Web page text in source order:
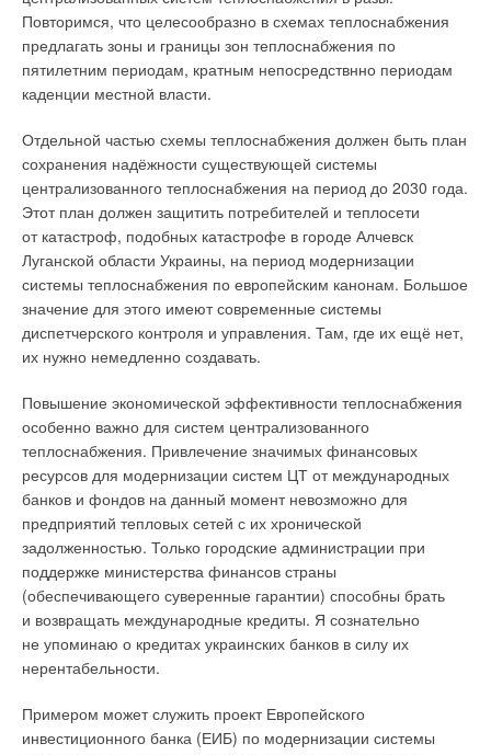
Повторимся, что целесообразно в схемах теплоснабжения
предлагать зоны и границы зон теплоснабжения по
пятилетним периодам, кратным непосредствнно периодам
каденции местной власти.
Отдельной частью схемы теплоснабжения должен быть план
сохранения надёжности существующей системы
централизованного теплоснабжения на период до 2030 года.
Этот план должен защитить потребителей и теплосети
от катастроф, подобных катастрофе в городе Алчевск
Луганской области Украины, на период модернизации
системы теплоснабжения по европейским канонам. Большое
значение для этого имеют современные системы
диспетчерского контроля и управления. Там, где их ещё нет,
их нужно немедленно создавать.
Повышение экономической эффективности теплоснабжения
особенно важно для систем централизованного
теплоснабжения. Привлечение значимых финансовых
ресурсов для модернизации систем ЦТ от международных
банков и фондов на данный момент невозможно для
предприятий тепловых сетей с их хронической
задолженностью. Только городские администрации при
поддержке министерства финансов страны
(обеспечивающего суверенные гарантии) способны брать
и возвращать международные кредиты. Я сознательно
не упоминаю о кредитах украинских банков в силу их
нерентабельности.
Примером может служить проект Европейского
инвестиционного банка (ЕИБ) по модернизации системы